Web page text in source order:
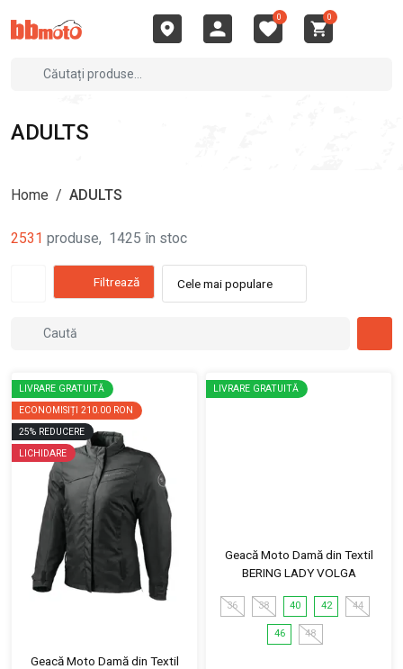
0 0
ADULTS
Home / ADULTS
2531 produse, 1425 în stoc
Filtrează Cele mai populare
LIVRARE GRATUITĂ
ECONOMISIȚI 210.00 RON
25% REDUCERE
LICHIDARE
Geacă Moto Damă din Textil
LIVRARE GRATUITĂ
Geacă Moto Damă din Textil
BERING LADY VOLGA
36 38 40 42 44
46 48